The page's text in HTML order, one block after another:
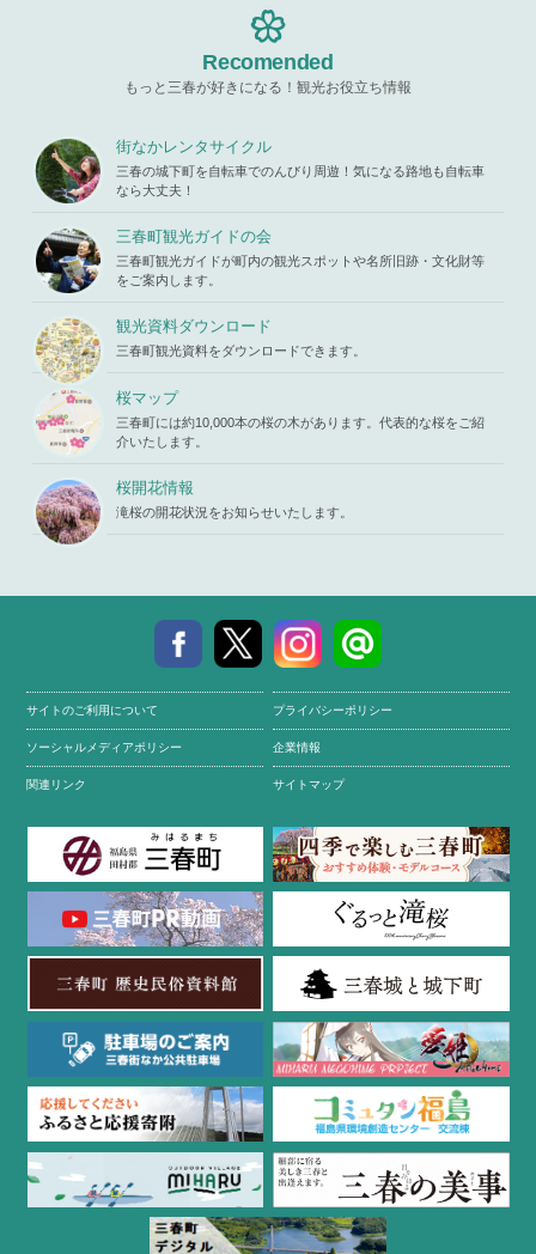
parts/picu
p.phpon li
ne19
iharukoma.
com/public
_html/wp-c
ontent/the
mes/mihar
u/template-
parts/picu
p.phpon li
ne19
ttempt to re
ad property
"ID" on null
in/home/x
iharukoma.
com/public
_html/wp-c
ontent/the
mes/mihar
u/template-
parts/picu
p.phpon li
ne 19
Recomended
もっと三春が好きになる！観光お役立ち情報
街なかレンタサイクル
三春の城下町を自転車でのんびり周遊！気になる路地も自転車
なら大丈夫！
三春町観光ガイドの会
三春町観光ガイドが町内の観光スポットや名所旧跡・文化財等
をご案内します。
観光資料ダウンロード
三春町観光資料をダウンロードできます。
桜マップ
三春町には約10,000本の桜の木があります。代表的な桜をご紹
介いたします。
桜開花情報
滝桜の開花状況をお知らせいたします。
サイトのご利用について プライバシーポリシー
ソーシャルメディアポリシー 企業情報
関連リンク サイトマップ